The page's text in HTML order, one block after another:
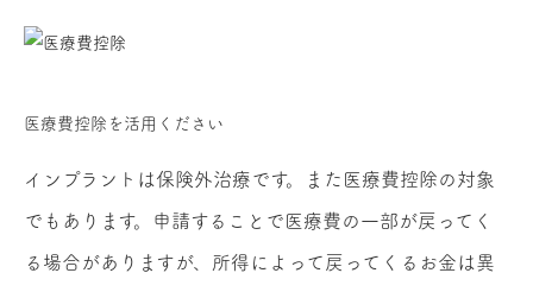
医療費控除を活用ください
インプラントは保険外治療です。また医療費控除の対象
でもあります。申請することで医療費の一部が戻ってく
る場合がありますが、所得によって戻ってくるお金は異